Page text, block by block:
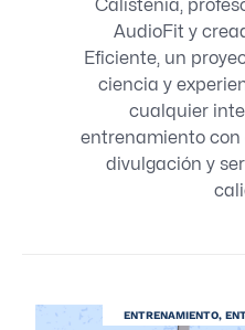
Calistenia,
AudioFit y
Eficiente, un
ciencia y
cualquier
entrenamiento con
divulgación y
ENTRENAMIENTO,